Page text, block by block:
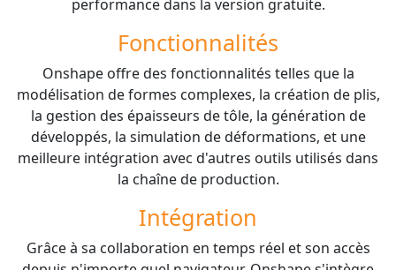
performance dans la version gratuite.
Fonctionnalités
Onshape offre des fonctionnalités telles que la
modélisation de formes complexes, la création de plis,
la gestion des épaisseurs de tôle, la génération de
développés, la simulation de déformations, et une
meilleure intégration avec d'autres outils utilisés dans
la chaîne de production.
Intégration
Grâce à sa collaboration en temps réel et son accès